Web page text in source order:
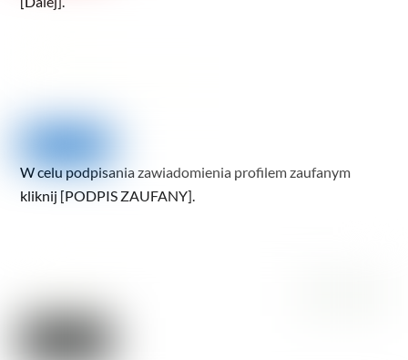
W celu podpisania zawiadomienia profilem zaufanym
kliknij [PODPIS ZAUFANY].